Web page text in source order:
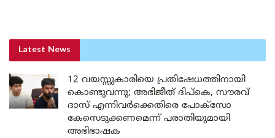
Latest News
12 വയസ്സുകാരിയെ പ്രതിഷേധത്തിനായി
കൊണ്ടുവന്നു; അഭിജീത് ദിപ്കെ, സൗരവ്
ദാസ് എന്നിവർക്കെതിരെ പോക്സോ
കേസെടുക്കണമെന്ന് പരാതിയുമായി
അഭിഭാഷക